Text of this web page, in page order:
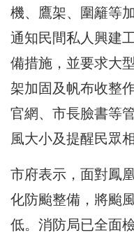
機、鷹架、圍籬等
通知民間私人興建
備措施，並要求大
架加固及帆布收整
官網、市長臉書等
風大小及提醒民眾
市府表示，面對鳳
化防颱整備，將颱
低。消防局已全面